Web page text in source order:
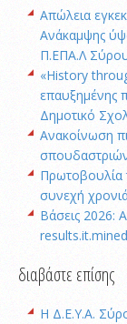
Απώλεια
Ανάκαμψης
Π.ΕΠΑ.Λ
«History
επαυξημένης
Δημοτικό
Ανακοίνωση
Πρωτοβουλία
συνεχή
Βάσεις 2026:
διαβάστε επίσης
Η Δ.Ε.Υ.Α.